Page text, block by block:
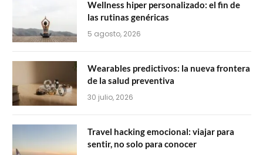
Wellness hiper personalizado: el fin de
las rutinas genéricas
5 agosto, 2026
Wearables predictivos: la nueva frontera
de la salud preventiva
30 julio, 2026
Travel hacking emocional: viajar para
sentir, no solo para conocer